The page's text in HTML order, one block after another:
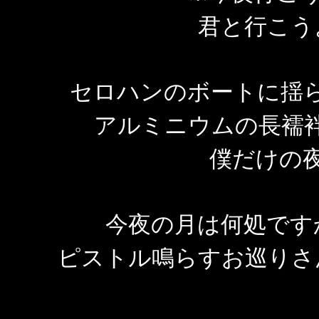
君と行こ
セロハンのボートに
アルミニウムの長
僕だけの
今夜の月は何処で
ピストル鳴らすお巡り